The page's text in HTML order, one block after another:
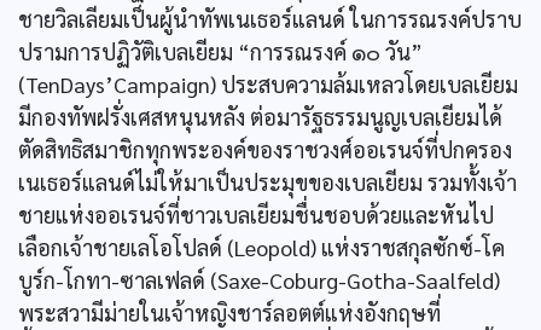
ชายวิลเลียมเป็นผู้นำทัพเนเธอร์แลนด์ ในการรณรงค์ปราบ
ปรามการปฏิวัติเบลเยียม “การรณรงค์ ๑๐ วัน”
(TenDays’Campaign) ประสบความล้มเหลวโดยเบลเยียม
มีกองทัพฝรั่งเศสหนุนหลัง ต่อมารัฐธรรมนูญเบลเยียมได้
ตัดสิทธิสมาชิกทุกพระองค์ของราชวงศ์ออเรนจ์ที่ปกครอง
เนเธอร์แลนด์ไม่ให้มาเป็นประมุขของเบลเยียม รวมทั้งเจ้า
ชายแห่งออเรนจ์ที่ชาวเบลเยียมชื่นชอบด้วยและหันไป
เลือกเจ้าชายเลโอโปลด์ (Leopold) แห่งราชสกุลซักซ์-โค
บูร์ก-โกทา-ซาลเฟลด์ (Saxe-Coburg-Gotha-Saalfeld)
พระสวามีม่ายในเจ้าหญิงชาร์ลอตต์แห่งอังกฤษที่